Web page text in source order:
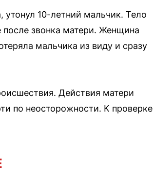
утонул 10-летний мальчик. Тело
звонка матери. Женщина
мальчика из виду и сразу
Действия матери
по неосторожности. К проверке